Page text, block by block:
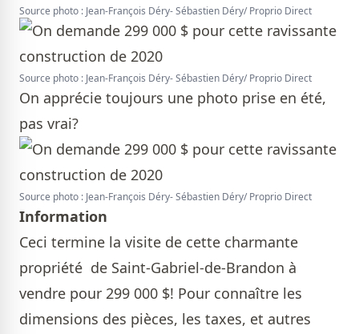
Source photo : Jean-François Déry- Sébastien Déry/ Proprio Direct
Source photo : Jean-François Déry- Sébastien Déry/ Proprio Direct
On apprécie toujours une photo prise en été,
pas vrai?
Source photo : Jean-François Déry- Sébastien Déry/ Proprio Direct
Information
Ceci termine la visite de cette charmante
propriété de Saint-Gabriel-de-Brandon à
vendre pour 299 000 $! Pour connaître les
dimensions des pièces, les taxes, et autres